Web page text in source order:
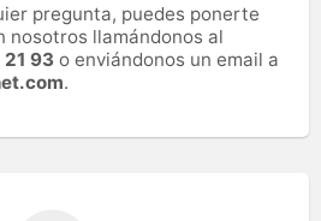
pregunta, puedes ponerte
nosotros llamándonos al
21 93 o enviándonos un email a
.